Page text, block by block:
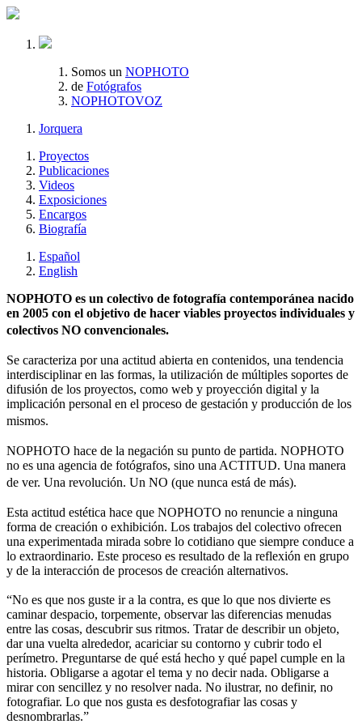
Somos un NOPHOTO
de Fotógrafos
NOPHOTOVOZ
Jorquera
Proyectos
Publicaciones
Videos
Exposiciones
Encargos
Biografía
Español
English
NOPHOTO es un colectivo de fotografía contemporánea nacido
en 2005 con el objetivo de hacer viables proyectos individuales y
colectivos NO convencionales.
Se caracteriza por una actitud abierta en contenidos, una tendencia
interdisciplinar en las formas, la utilización de múltiples soportes de
difusión de los proyectos, como web y proyección digital y la
implicación personal en el proceso de gestación y producción de los
mismos.
NOPHOTO hace de la negación su punto de partida. NOPHOTO
no es una agencia de fotógrafos, sino una ACTITUD. Una manera
de ver. Una revolución. Un NO (que nunca está de más).
Esta actitud estética hace que NOPHOTO no renuncie a ninguna
forma de creación o exhibición. Los trabajos del colectivo ofrecen
una experimentada mirada sobre lo cotidiano que siempre conduce a
lo extraordinario. Este proceso es resultado de la reflexión en grupo
y de la interacción de procesos de creación alternativos.
“No es que nos guste ir a la contra, es que lo que nos divierte es
caminar despacio, torpemente, observar las diferencias menudas
entre las cosas, descubrir sus ritmos. Tratar de describir un objeto,
dar una vuelta alrededor, acariciar su contorno y cubrir todo el
perímetro. Preguntarse de qué está hecho y qué papel cumple en la
historia. Obligarse a agotar el tema y no decir nada. Obligarse a
mirar con sencillez y no resolver nada. No ilustrar, no definir, no
fotografiar. Lo que nos gusta es desfotografiar las cosas y
desnombrarlas.”